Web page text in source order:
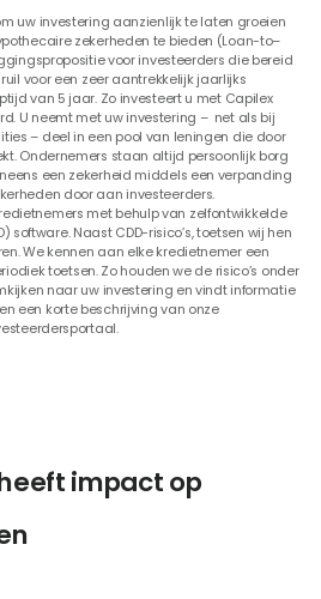
uw investering aanzienlijk te laten groeien
zekerheden te bieden (Loan-to–
voor investeerders die bereid
voor een zeer aantrekkelijk jaarlijks
van 5 jaar. Zo investeert u met Capilex
U neemt met uw investering – net als bij
– deel in een pool van leningen die door
Ondernemers staan altijd persoonlijk borg
een zekerheid middels een verpanding
door aan investeerders.
met behulp van zelfontwikkelde
software. Naast CDD-risico’s, toetsen wij hen
We kennen aan elke kredietnemer een
toetsen. Zo houden we de risico’s onder
naar uw investering en vindt informatie
een korte beschrijving van onze
eeftimpactop
n